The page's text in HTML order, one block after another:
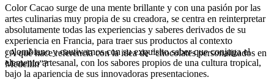
¿A qué hace referencia con la idea de “chocolates personalizados en
Medellín”?
Color Cacao surge de una mente brillante y con una pasión por las
artes culinarias muy propia de su creadora, se centra en reinterpretar
absolutamente todas las experiencias y saberes derivados de su
experiencia en Francia, para traer sus productos al contexto
colombiano y cautivarnos con su exquisito saber que conjuga el
elemento artesanal, con los sabores propios de una cultura tropical,
bajo la apariencia de sus innovadoras presentaciones.